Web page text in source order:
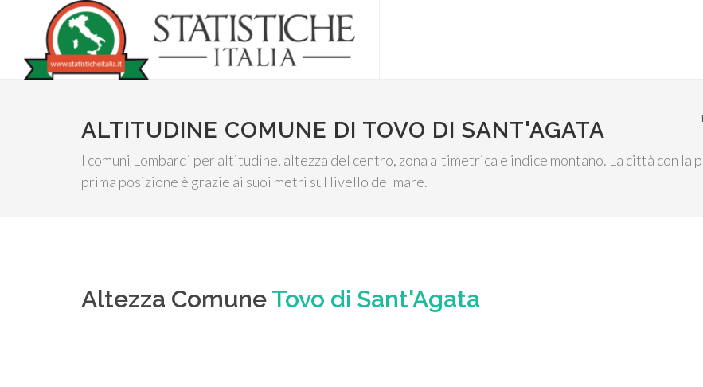
ALTITUDINE COMUNE DI TOVO DI SANT'AGATA
I comuni Lombardi per altitudine, altezza del centro, zona altimetrica e indice montano. La città con
prima posizione è grazie ai suoi metri sul livello del mare.
Altezza Comune Tovo di Sant'Agata